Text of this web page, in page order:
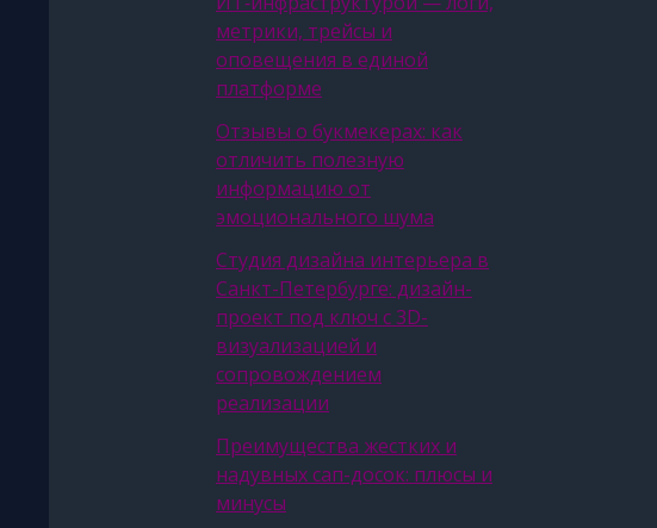
метрики, трейсы и
оповещения в единой
платформе
Отзывы о букмекерах: как
отличить полезную
информацию от
эмоционального шума
Студия дизайна интерьера в
Санкт-Петербурге: дизайн-
проект под ключ с 3D-
визуализацией и
сопровождением
реализации
Преимущества жестких и
надувных сап-досок: плюсы и
минусы